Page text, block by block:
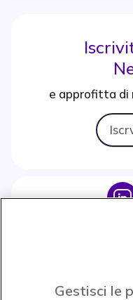
e approfitta di
Gestisci le